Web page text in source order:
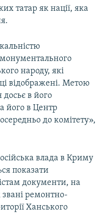
татар як нації, яка
народу, які
відображені. Метою
досьє в його
його в Центр
до комітету»,
влада в Криму
показати
документи, на
звані ремонтно-
Ханського